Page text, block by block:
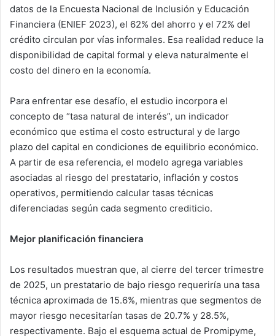
datos de la Encuesta Nacional de Inclusión y Educación
Financiera (ENIEF 2023), el 62% del ahorro y el 72% del
crédito circulan por vías informales. Esa realidad reduce la
disponibilidad de capital formal y eleva naturalmente el
costo del dinero en la economía.
Para enfrentar ese desafío, el estudio incorpora el
concepto de “tasa natural de interés”, un indicador
económico que estima el costo estructural y de largo
plazo del capital en condiciones de equilibrio económico.
A partir de esa referencia, el modelo agrega variables
asociadas al riesgo del prestatario, inflación y costos
operativos, permitiendo calcular tasas técnicas
diferenciadas según cada segmento crediticio.
Mejor planificación financiera
Los resultados muestran que, al cierre del tercer trimestre
de 2025, un prestatario de bajo riesgo requeriría una tasa
técnica aproximada de 15.6%, mientras que segmentos de
mayor riesgo necesitarían tasas de 20.7% y 28.5%,
respectivamente. Bajo el esquema actual de Promipyme,